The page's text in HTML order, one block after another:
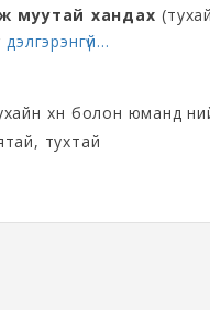
муутай хандах
дэлгэрэнгүй...
хүн болон юманд
тухтай